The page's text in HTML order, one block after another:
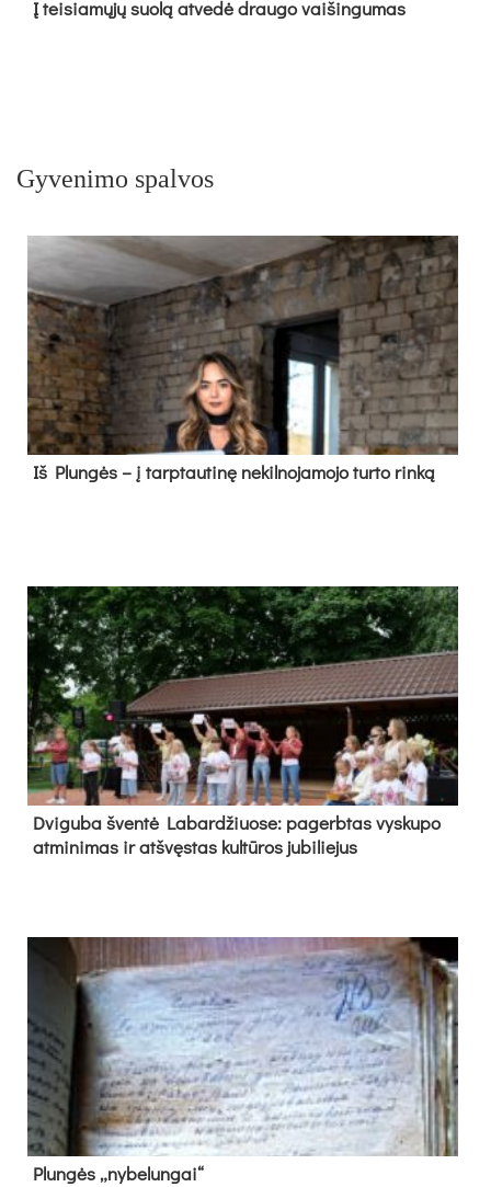
Į tei­sia­mų­jų suo­lą at­ve­dė drau­go vai­šin­gu­mas
Gyvenimo spalvos
Iš Plungės – į tarptautinę nekilnojamojo turto rinką
Dvi­gu­ba šven­tė La­bar­džiuo­se: pa­gerb­tas vys­ku­po
at­mi­ni­mas ir at­švęs­tas kul­tū­ros ju­bi­lie­jus
Plun­gės „ny­be­lun­gai“